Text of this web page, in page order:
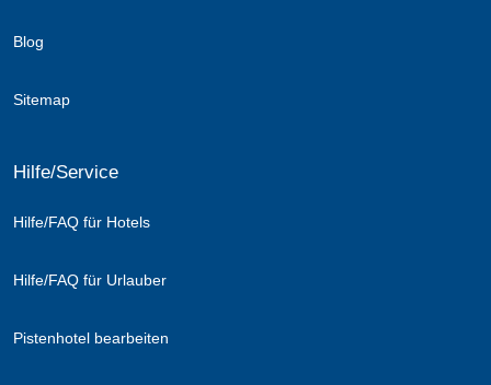
Blog
Sitemap
Hilfe/Service
Hilfe/FAQ für Hotels
Hilfe/FAQ für Urlauber
Pistenhotel bearbeiten